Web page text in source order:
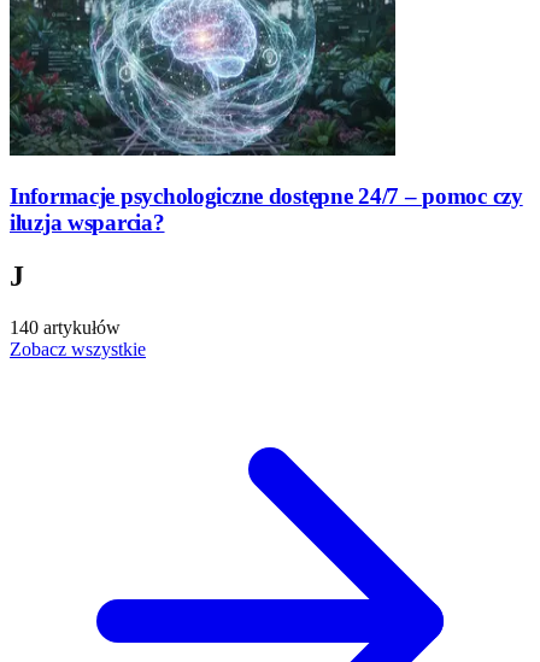
Informacje psychologiczne dostępne 24/7 – pomoc czy
iluzja wsparcia?
J
140 artykułów
Zobacz wszystkie